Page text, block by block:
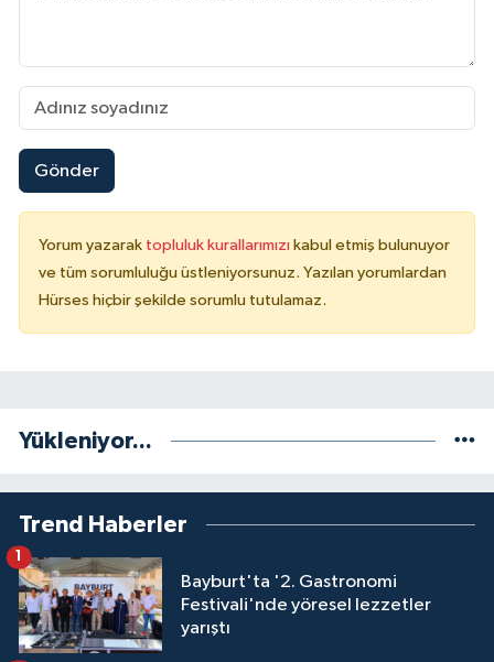
Gönder
Yorum yazarak topluluk kurallarımızı kabul etmiş bulunuyor
ve tüm sorumluluğu üstleniyorsunuz. Yazılan yorumlardan
Hürses hiçbir şekilde sorumlu tutulamaz.
Yükleniyor...
Trend Haberler
Bayburt'ta '2. Gastronomi
Festivali'nde yöresel lezzetler
yarıştı
1